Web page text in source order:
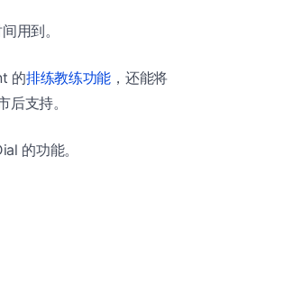
用到。
的排练教练功能 ，还能将
支持。
的功能。